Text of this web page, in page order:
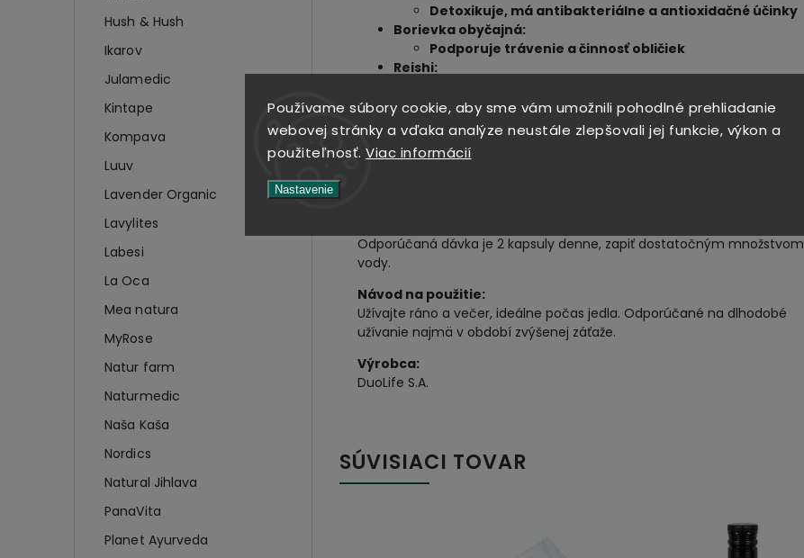
Používame súbory cookie, aby sme vám umožnili pohodlné prehliadanie
webovej stránky a vďaka analýze neustále zlepšovali jej funkcie, výkon a
použiteľnosť. Viac informácií
Nastavenie
Hush & Hush
Ikarov
Julamedic
Kintape
Kompava
Luuv
Lavender Organic
Lavylites
Labesi
La Oca
Mea natura
MyRose
Natur farm
Naturmedic
Naša Kaša
Nordics
Natural Jihlava
PanaVita
Planet Ayurveda
Detoxikuje, má antibakteriálne a antioxidačné účinky
Borievka obyčajná:
Podporuje trávenie a činnosť obličiek
Reishi:
Rumanček pravý, tymian, žihľava dvojdomá:
Priaznivo ovplyvňujú obranyschopnosť, regeneráciu a
celkovú pohodu
Odporúčaná dávka je 2 kapsuly denne, zapiť dostatočným množstvom
vody.
Návod na použitie:
Užívajte ráno a večer, ideálne počas jedla. Odporúčané na dlhodobé
užívanie najmä v období zvýšenej záťaže.
Výrobca:
DuoLife S.A.
SÚVISIACI TOVAR